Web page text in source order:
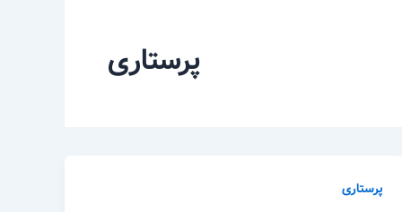
پرستاری
پرستاری